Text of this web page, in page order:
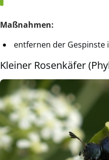
Maßnahmen:
entfernen der Gespinste
Kleiner Rosenkäfer